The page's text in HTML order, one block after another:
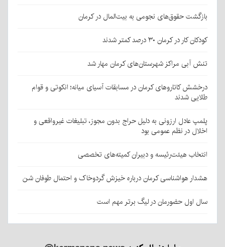
بازگشت حقوق‌های نجومی به بیت‌المال در کرمان
کودکان کار در کرمان ۳۰ درصد کمتر شدند
تنش آبی مراکز شهرستان‌های کرمان مهار شد
درخشش کاتاروهای کرمان در مسابقات آسیای میانه؛ انکوتی و قوام
طلایی شدند
پلمپ عادل ارزونی به دليل حراج بدون مجوز، تبليغات غیرواقعی و
اخلال در نظم عمومی بود
انتخاب هیئت‌رئیسه و دبیران کمیته‌های تخصصی
هشدار هواشناسی کرمان درباره خیزش گردوخاک و احتمال طوفان شن
سال اول حضورمان در لیگ برتر مهم است